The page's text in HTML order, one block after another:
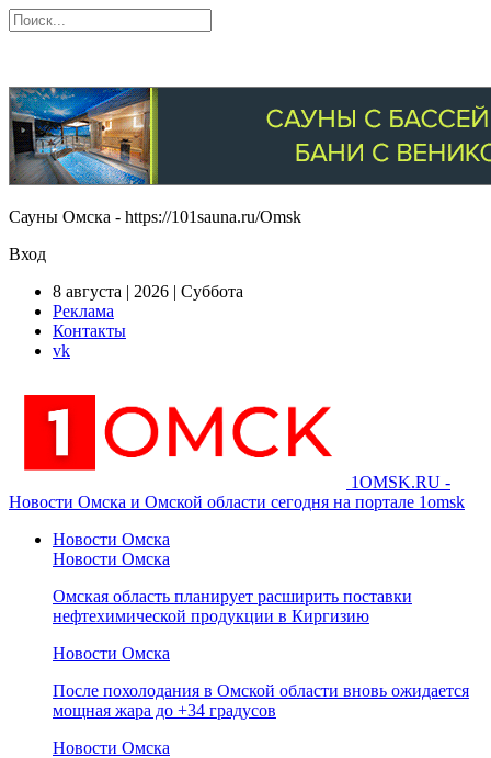
Сауны Омска - https://101sauna.ru/Omsk
Вход
8 августа | 2026 | Суббота
Реклама
Контакты
vk
1OMSK.RU -
Новости Омска и Омской области сегодня на портале 1omsk
Новости Омска
Новости Омска
Омская область планирует расширить поставки
нефтехимической продукции в Киргизию
Новости Омска
После похолодания в Омской области вновь ожидается
мощная жара до +34 градусов
Новости Омска